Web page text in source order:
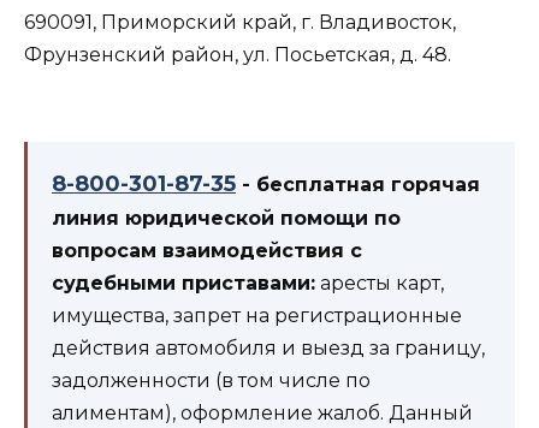
690091, Приморский край, г. Владивосток,
Фрунзенский район, ул. Посьетская, д. 48.
8-800-301-87-35 - бесплатная горячая
линия юридической помощи по
вопросам взаимодействия с
судебными приставами: аресты карт,
имущества, запрет на регистрационные
действия автомобиля и выезд за границу,
задолженности (в том числе по
алиментам), оформление жалоб. Данный